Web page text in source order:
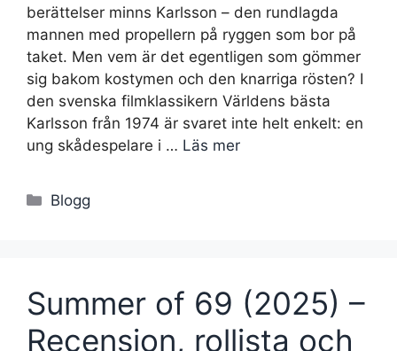
berättelser minns Karlsson – den rundlagda
mannen med propellern på ryggen som bor på
taket. Men vem är det egentligen som gömmer
sig bakom kostymen och den knarriga rösten? I
den svenska filmklassikern Världens bästa
Karlsson från 1974 är svaret inte helt enkelt: en
ung skådespelare i … Läs mer
Kategorier
Blogg
Summer of 69 (2025) –
Recension, rollista och